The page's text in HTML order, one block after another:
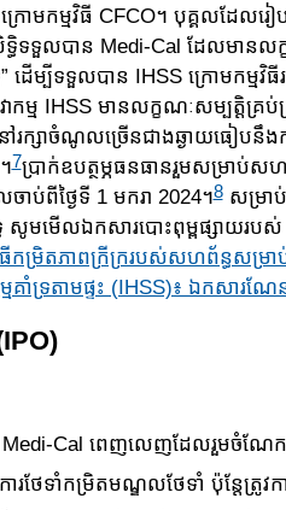
ោមកម្មវិធី CFCO។ បុគ្គលដែលរៀ
ទ្ធិទទួលបាន Medi-Cal ដែលមាន
” ដើម្បីទទួលបាន IHSS ក្រោម​កម្មវិ
កម្ម IHSS មានលក្ខណៈសម្បត្តិគ្រ
ក្សាចំណូល​ច្រើន​ជាង​ឆ្ងាយធៀបនឹងក
7ប្រាក់ឧបត្ថម្ភធន​ធានរួម​សម្រាប់
ប់​ពីថ្ងៃ​ទី 1 មករា 2024។8សម្រាប់
ធ សូមមើលឯកសារបោះ​ពុម្ពផ្សាយ​រ
កម្រិតភាព​ក្រីក្ររបស់​សហ​ព័ន្ធ​សម្
មគាំទ្រតាមផ្ទះ (IHSS)៖ ឯកសារ​ណែ
Medi-Cal ពេញលេញដែលរួមចំណែ
រថែទាំកម្រិតមណ្ឌលថែទាំ ប៉ុន្តែត្រូវ